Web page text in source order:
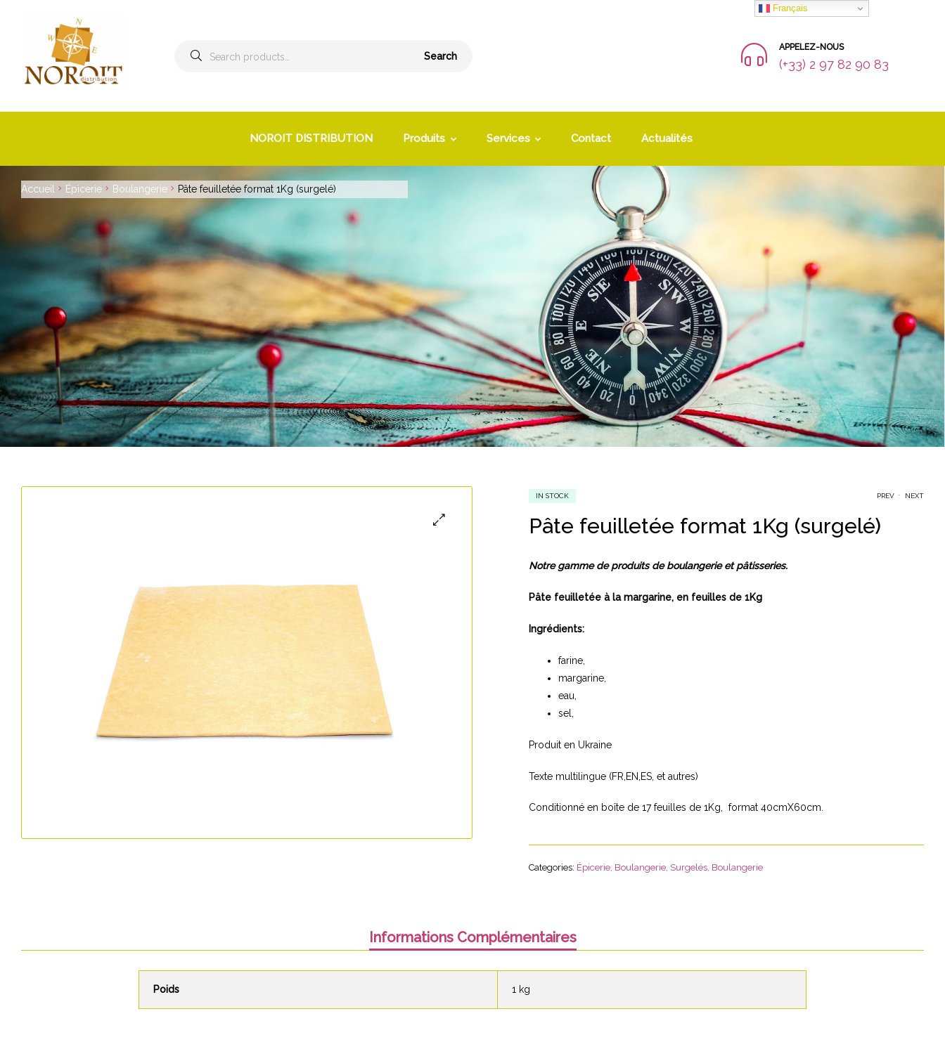
Search
Search
APPELEZ-NOUS
(+33) 2 97 82 90 83
NOROIT DISTRIBUTION Produits Services Contact Actualités
Accueil Épicerie Boulangerie Pâte feuilletée format 1Kg (surgelé)
PREV NEXT
IN STOCK
Pâte feuilletée format 1Kg (surgelé)
Notre gamme de produits de boulangerie et pâtisseries.
Pâte feuilletée à la margarine, en feuilles de 1Kg
Ingrédients:
farine,
margarine,
eau,
sel,
Produit en Ukraine
Texte multilingue (FR,EN,ES, et autres)
Conditionné en boîte de 17 feuilles de 1Kg, format 40cmX60cm.
Categories: Épicerie Boulangerie Surgelés Boulangerie
Informations Complémentaires
Poids 1 kg
Français